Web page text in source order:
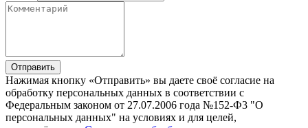
Отправить
Нажимая кнопку «Отправить» вы даете своё согласие на
обработку персональных данных в соответствии с
Федеральным законом от 27.07.2006 года №152-Ф3 "О
персональных данных" на условиях и для целей,